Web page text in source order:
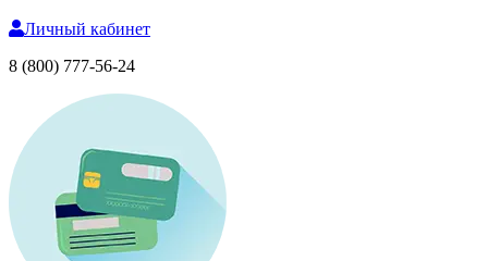
Личный кабинет
8 (800) 777-56-24